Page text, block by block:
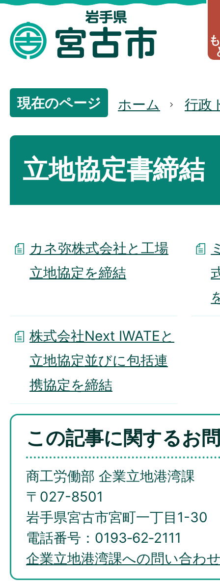
現在のページ ホーム 行政
立地協定書締結
カネ弥株式会社と工場
立地協定を締結
株式会社Next IWATEと
立地協定並びに包括連
携協定を締結
この記事に関するお
商工労働部 企業立地港湾課
〒027-8501
岩手県宮古市宮町一丁目1-30
電話番号：0193‐62‐2111
企業立地港湾課への問い合わ